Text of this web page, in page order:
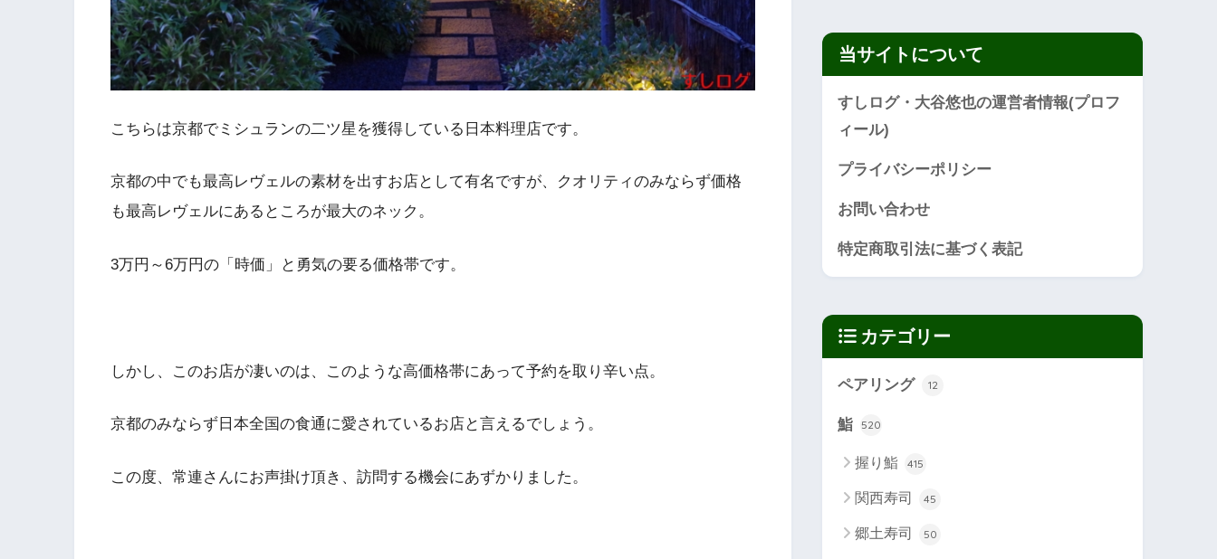
こちらは京都でミシュランの二ツ星を獲得している日本料理店です。
京都の中でも最高レヴェルの素材を出すお店として有名ですが、クオリティのみならず価格
も最高レヴェルにあるところが最大のネック。
3万円～6万円の「時価」と勇気の要る価格帯です。
しかし、このお店が凄いのは、このような高価格帯にあって予約を取り辛い点。
京都のみならず日本全国の食通に愛されているお店と言えるでしょう。
この度、常連さんにお声掛け頂き、訪問する機会にあずかりました。
当サイトについて
すしログ・大谷悠也の運営者情報(プロフ
ィール)
プライバシーポリシー
お問い合わせ
特定商取引法に基づく表記
カテゴリー
ペアリング 12
鮨 520
握り鮨 415
関西寿司 45
郷土寿司 50